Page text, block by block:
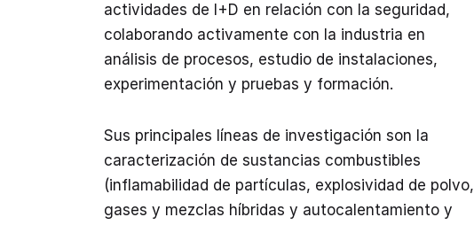
actividades de I+D en relación con la seguridad,
colaborando activamente con la industria en
análisis de procesos, estudio de instalaciones,
experimentación y pruebas y formación.
Sus principales líneas de investigación son la
caracterización de sustancias combustibles
(inflamabilidad de partículas, explosividad de polvo,
gases y mezclas híbridas y autocalentamiento y